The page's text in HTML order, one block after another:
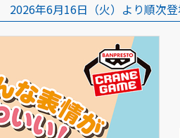
2026年6月16日（火）より順次